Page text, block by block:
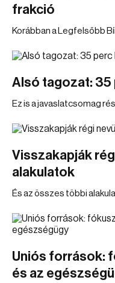
frakció
Korábban a Legfelsőbb
Alsó tagozat: 35
Ez is a javaslatcsomag
Visszakapják
alakulatok
És az összes többi
Uniós források:
és az